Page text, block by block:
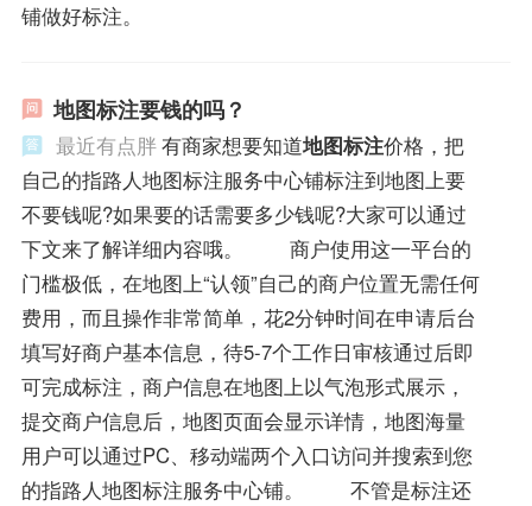
铺做好标注。
地图标注要钱的吗？
最近有点胖有商家想要知道地图标注价格，把
自己的指路人地图标注服务中心铺标注到地图上要
不要钱呢?如果要的话需要多少钱呢?大家可以通过
下文来了解详细内容哦。 商户使用这一平台的
门槛极低，在地图上“认领”自己的商户位置无需任何
费用，而且操作非常简单，花2分钟时间在申请后台
填写好商户基本信息，待5-7个工作日审核通过后即
可完成标注，商户信息在地图上以气泡形式展示，
提交商户信息后，地图页面会显示详情，地图海量
用户可以通过PC、移动端两个入口访问并搜索到您
的指路人地图标注服务中心铺。 不管是标注还